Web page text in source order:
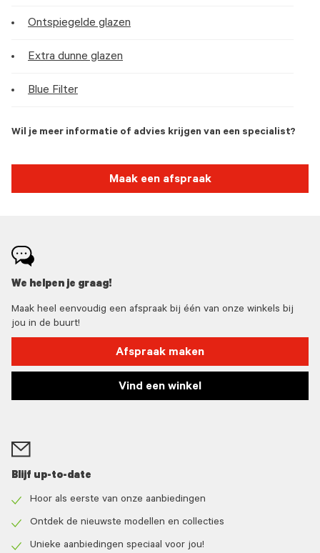
Ontspiegelde glazen
Extra dunne glazen
Blue Filter
Wil je meer informatie of advies krijgen van een specialist?
Maak een afspraak
We helpen je graag!
Maak heel eenvoudig een afspraak bij één van onze winkels bij
jou in de buurt!
Afspraak maken
Vind een winkel
Blijf up-to-date
icon
Hoor als eerste van onze aanbiedingen
icon
Ontdek de nieuwste modellen en collecties
Unieke aanbiedingen speciaal voor jou!